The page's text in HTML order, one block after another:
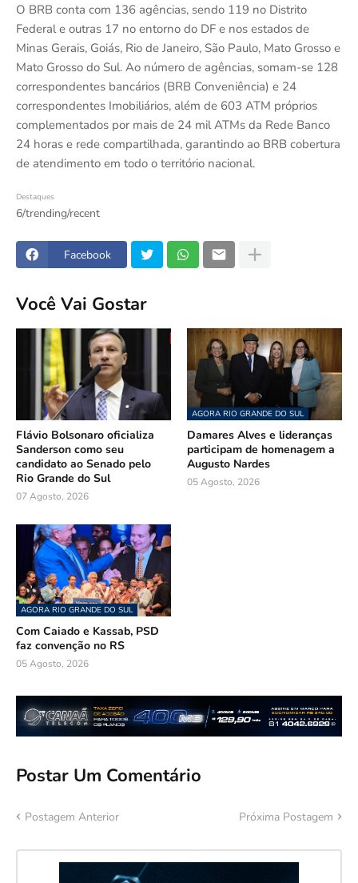
O BRB conta com 136 agências, sendo 119 no Distrito
Federal e outras 17 no entorno do DF e nos estados de
Minas Gerais, Goiás, Rio de Janeiro, São Paulo, Mato Grosso e
Mato Grosso do Sul. Ao número de agências, somam-se 128
correspondentes bancários (BRB Conveniência) e 24
correspondentes Imobiliários, além de 603 ATM próprios
complementados por mais de 24 mil ATMs da Rede Banco
24 horas e rede compartilhada, garantindo ao BRB cobertura
de atendimento em todo o território nacional.
Destaques
6/trending/recent
Facebook
Você Vai Gostar
Flávio Bolsonaro oficializa
Sanderson como seu
candidato ao Senado pelo
Rio Grande do Sul
07 Agosto, 2026
AGORA RIO GRANDE DO SUL
Damares Alves e lideranças
participam de homenagem a
Augusto Nardes
05 Agosto, 2026
AGORA RIO GRANDE DO SUL
Com Caiado e Kassab, PSD
faz convenção no RS
05 Agosto, 2026
Postar Um Comentário
Postagem Anterior Próxima Postagem